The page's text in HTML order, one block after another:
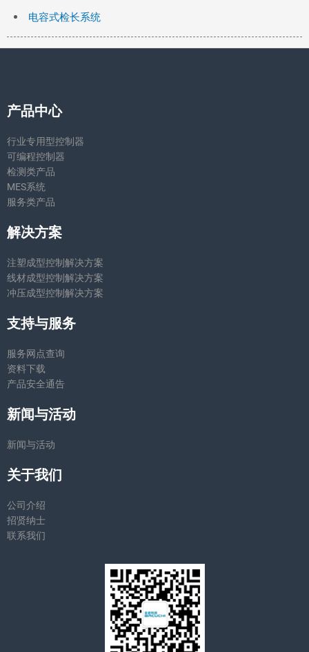
电容式检长系统
产品中心
行业专用型控制器
可编程控制器
检测类产品
MES系统
服务类产品
解决方案
注塑成型控制解决方案
线材成型控制解决方案
冲压成型控制解决方案
支持与服务
服务网点查询
资料下载
产品安全通告
新闻与活动
新闻与活动
关于我们
公司介绍
招贤纳士
联系我们